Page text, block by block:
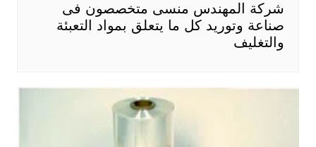
شركة المهندس منسى متخصصون فى
صناعة وتوريد كل ما يتعلق بمواد التعبئة
والتغليف